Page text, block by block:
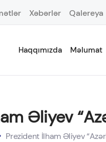
Xəbərlər Qalereya
Haqqımızda Məlumat
Əliyev
Prezident İlham Əliyev